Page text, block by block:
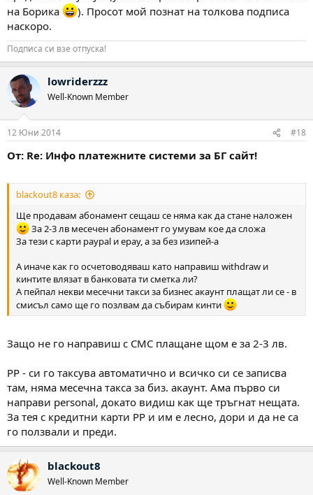
на Борика
). Просот мой познат на толкова подписа
наскоро.
Подписа си взе отпуска!
lowriderzzz
Well-Known Member
12 Юни 2014 #18
От: Re: Инфо платежните системи за БГ сайт!
blackout8 каза:
Ще продавам абонамент сещаш се няма как да стане наложен
За 2-3 лв месечен абонамент го умувам кое да сложа
За тези с карти paypal и epay, a за без изипей-а
А иначе как го осчетоводяваш като направиш withdraw и
кинтите влязат в банковата ти сметка ли?
А пейпал некви месечни такси за бизнес акаунт плащат ли се - в
смисъл само ще го позлвам да събирам кинти
Защо не го направиш с СМС плащане щом е за 2-3 лв.
PP - си го таксува автоматично и всичко си се записва
там, няма месечна такса за биз. акаунт. Ама първо си
направи personal, докато видиш как ще тръгнат нещата.
За тея с кредитни карти PP и им е лесно, дори и да не са
го ползвали и преди.
blackout8
Well-Known Member